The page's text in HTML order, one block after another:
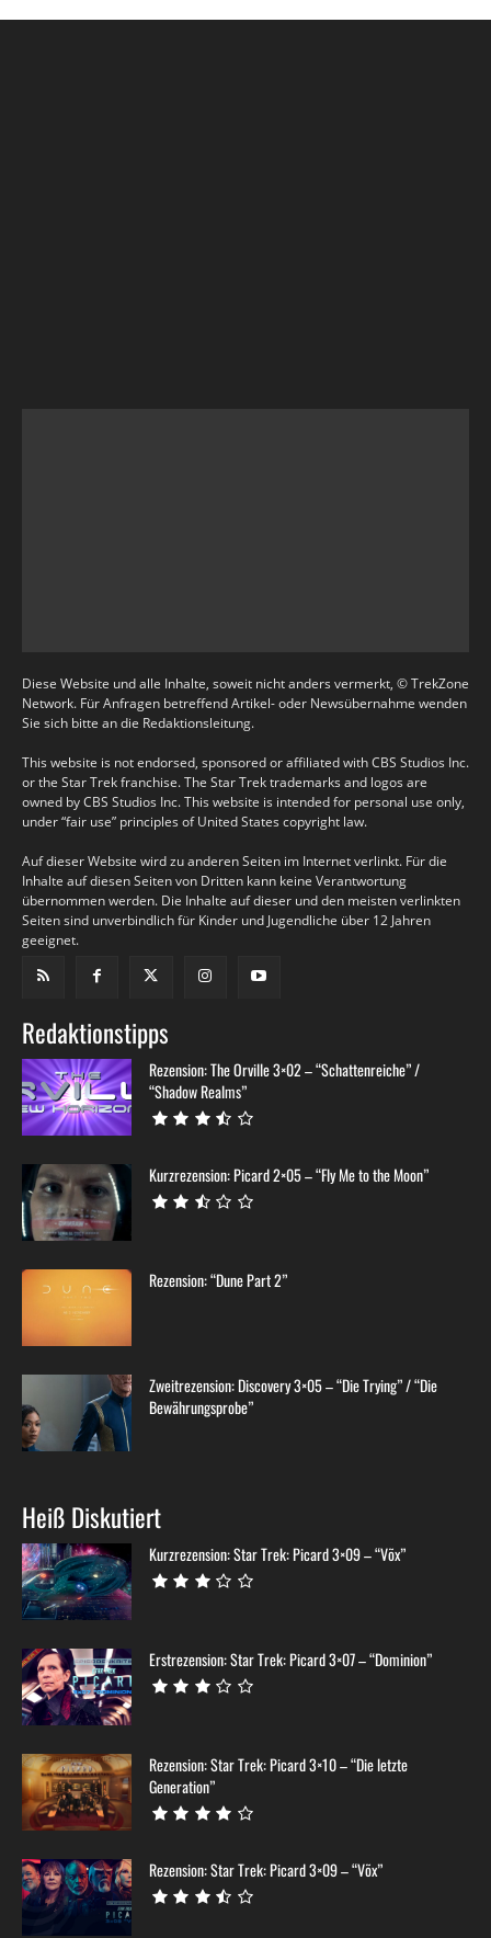
Diese Website und alle Inhalte, soweit nicht anders vermerkt, © TrekZone
Network. Für Anfragen betreffend Artikel- oder Newsübernahme wenden
Sie sich bitte an die Redaktionsleitung.
This website is not endorsed, sponsored or affiliated with CBS Studios Inc.
or the Star Trek franchise. The Star Trek trademarks and logos are
owned by CBS Studios Inc. This website is intended for personal use only,
under “fair use” principles of United States copyright law.
Auf dieser Website wird zu anderen Seiten im Internet verlinkt. Für die
Inhalte auf diesen Seiten von Dritten kann keine Verantwortung
übernommen werden. Die Inhalte auf dieser und den meisten verlinkten
Seiten sind unverbindlich für Kinder und Jugendliche über 12 Jahren
geeignet.
Redaktionstipps
Rezension: The Orville 3×02 – “Schattenreiche” /
“Shadow Realms”
Kurzrezension: Picard 2×05 – “Fly Me to the Moon”
Rezension: “Dune Part 2”
Zweitrezension: Discovery 3×05 – “Die Trying” / “Die
Bewährungsprobe”
Heiß Diskutiert
Kurzrezension: Star Trek: Picard 3×09 – “Võx”
Erstrezension: Star Trek: Picard 3×07 – “Dominion”
Rezension: Star Trek: Picard 3×10 – “Die letzte
Generation”
Rezension: Star Trek: Picard 3×09 – “Võx”